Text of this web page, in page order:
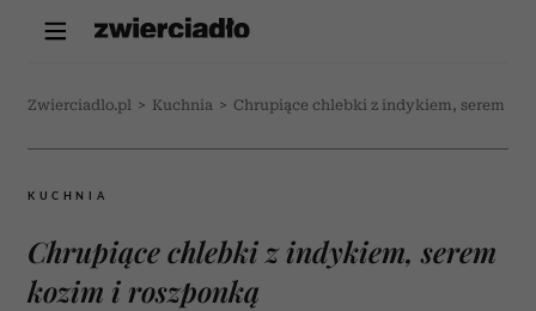
Zwierciadlo.pl > Kuchnia > Chrupiące chlebki z indykiem, serem
KUCHNIA
Chrupiące chlebki z indykiem, serem
kozim i roszponką